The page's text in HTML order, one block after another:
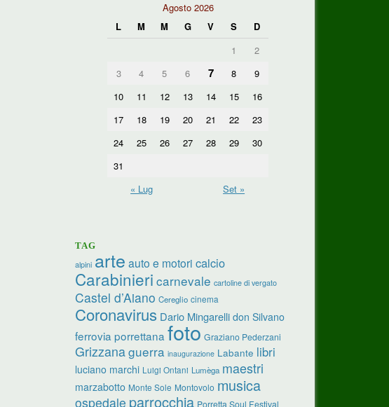
Agosto 2026
L
M M G V S
D
1
2
3
4 5 6 7 8
9
10
11 12 13 14 15
16
17
18 19 20 21 22
23
24
25 26 27 28 29
30
31
« Lug
Set »
TAG
alpini arte auto e motori calcio
Carabinieri carnevale cartoline di vergato
Castel d’Aiano Cereglio cinema
Coronavirus Dario Mingarelli don Silvano
ferrovia porrettana foto Graziano Pederzani
Grizzanaguerra inaugurazione Labante libri
luciano marchi Luigi Ontani Lumèga maestri
marzabotto Monte Sole Montovolo musica
ospedale parrocchia Porretta Soul Festival